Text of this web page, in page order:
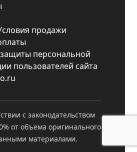
продажи
персональной
пользователей сайта
с законодательством
от объема оригинального
материалами.